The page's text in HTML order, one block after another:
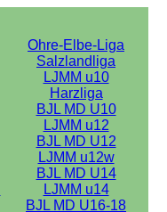
Ohre-Elbe-Liga
Salzlandliga
LJMM u10
Harzliga
BJL MD U10
LJMM u12
BJL MD U12
LJMM u12w
BJL MD U14
LJMM u14
BJL MD U16-18